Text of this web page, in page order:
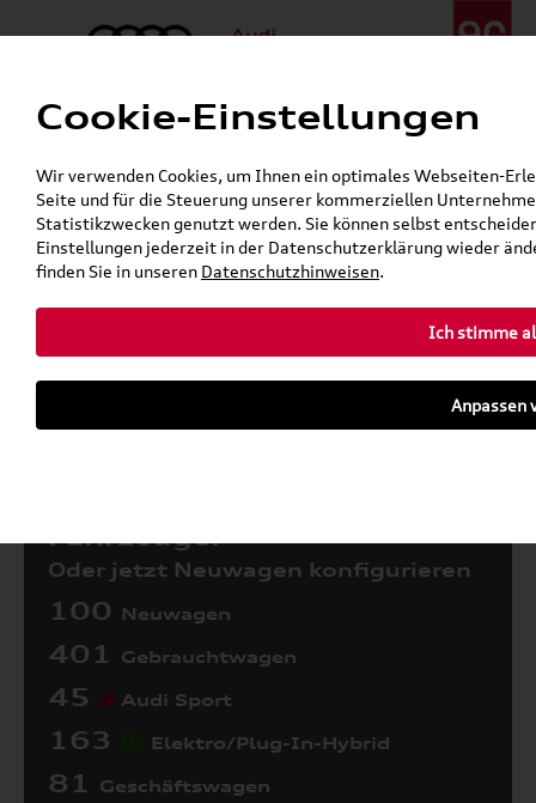
Menü
24h-Pannenhilfe:+49 (0)171 / 870 72 87
Gerade geöffnet
Verkauf:Mo. - Fr. 08:00 - 19:00 Uhr Sa. 09:00 - 13:00 Uhr
Service:Mo. - Fr. 06:00 - 20:00 Uhr Sa. 08:00 - 13:00 Uhr
Zurück zur Startseite
Fahrzeuge:
Oder jetzt Neuwagen konfigurieren
100 Neuwagen
401 Gebrauchtwagen
45 Audi Sport
163 Elektro/Plug-In-Hybrid
81 Geschäftswagen
Cookie-Einstellungen
Wir verwenden Cookies, um Ihnen ein optimales Webseiten-
Seite und für die Steuerung unserer kommerziellen
Statistikzwecken genutzt werden. Sie können selbst
Einstellungen jederzeit in der Datenschutzerklärung wieder
finden Sie in unseren Datenschutzhinweisen.
Ich stimme
Anpassen